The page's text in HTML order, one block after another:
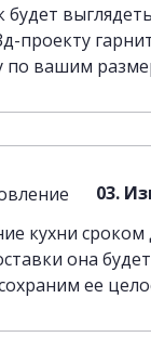
будет
проекту
по вашим
03.
кухни
она
ее